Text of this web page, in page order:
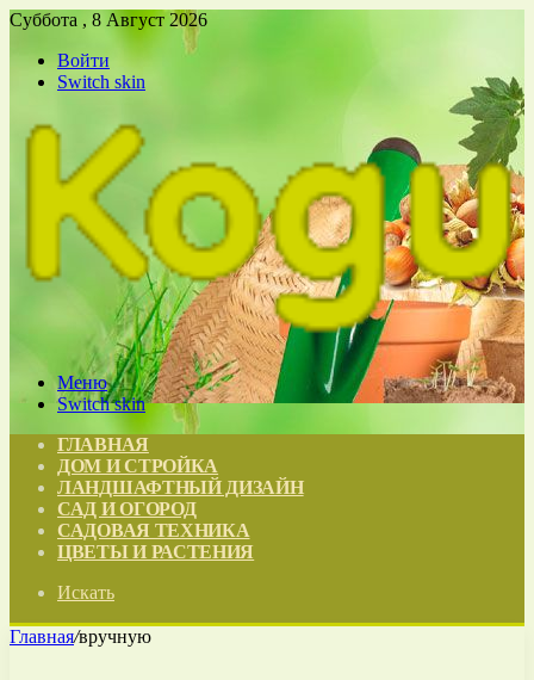
Суббота , 8 Август 2026
Войти
Switch skin
Меню
Switch skin
ГЛАВНАЯ
ДОМ И СТРОЙКА
ЛАНДШАФТНЫЙ ДИЗАЙН
САД И ОГОРОД
САДОВАЯ ТЕХНИКА
ЦВЕТЫ И РАСТЕНИЯ
Искать
Главная/вручную